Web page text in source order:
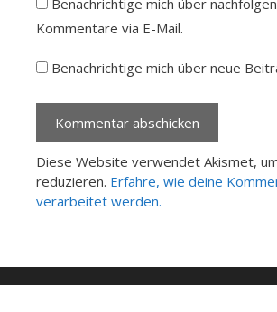
Kommentare via E-Mail.
Benachrichtige mich über neue
Diese Website verwendet Akismet,
reduzieren. Erfahre, wie deine
verarbeitet werden.